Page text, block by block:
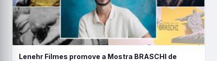
Lenehr Filmes promove a Mostra BRASCHI de